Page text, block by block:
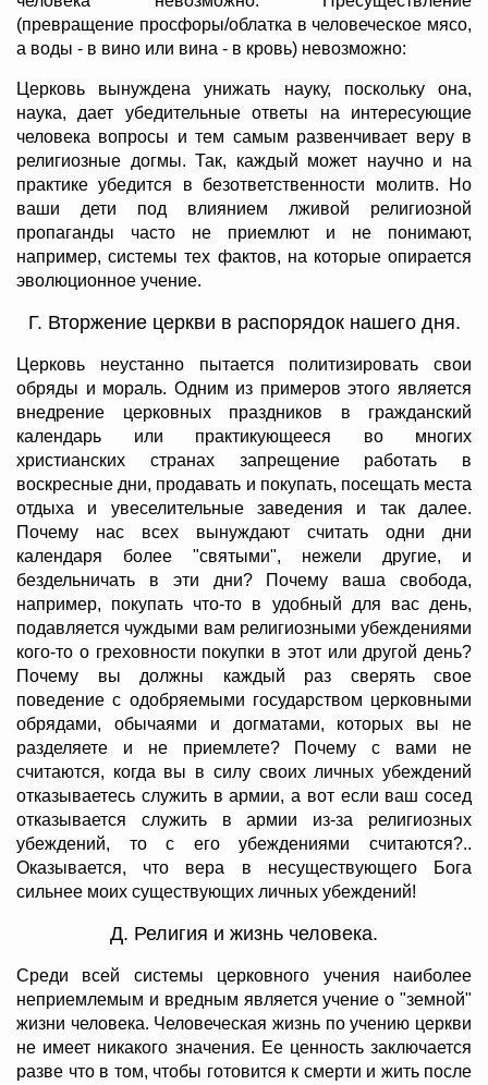
(превращение просфоры/облатка в человеческое мясо,
а воды - в вино или вина - в кровь) невозможно:
Церковь вынуждена унижать науку, поскольку она,
наука, дает убедительные ответы на интересующие
человека вопросы и тем самым развенчивает веру в
религиозные догмы. Так, каждый может научно и на
практике убедится в безответственности молитв. Но
ваши дети под влиянием лживой религиозной
пропаганды часто не приемлют и не понимают,
например, системы тех фактов, на которые опирается
эволюционное учение.
Г. Вторжение церкви в распорядок нашего дня.
Церковь неустанно пытается политизировать свои
обряды и мораль. Одним из примеров этого является
внедрение церковных праздников в гражданский
календарь или практикующееся во многих
христианских странах запрещение работать в
воскресные дни, продавать и покупать, посещать места
отдыха и увеселительные заведения и так далее.
Почему нас всех вынуждают считать одни дни
календаря более "святыми", нежели другие, и
бездельничать в эти дни? Почему ваша свобода,
например, покупать что-то в удобный для вас день,
подавляется чуждыми вам религиозными убеждениями
кого-то о греховности покупки в этот или другой день?
Почему вы должны каждый раз сверять свое
поведение с одобряемыми государством церковными
обрядами, обычаями и догматами, которых вы не
разделяете и не приемлете? Почему с вами не
считаются, когда вы в силу своих личных убеждений
отказываетесь служить в армии, а вот если ваш сосед
отказывается служить в армии из-за религиозных
убеждений, то с его убеждениями считаются?..
Оказывается, что вера в несуществующего Бога
сильнее моих существующих личных убеждений!
Д. Религия и жизнь человека.
Среди всей системы церковного учения наиболее
неприемлемым и вредным является учение о "земной"
жизни человека. Человеческая жизнь по учению церкви
не имеет никакого значения. Ее ценность заключается
разве что в том, чтобы готовится к смерти и жить после